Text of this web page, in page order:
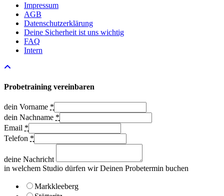
Impressum
AGB
Datenschutzerklärung
Deine Sicherheit ist uns wichtig
FAQ
Intern
Probetraining vereinbaren
dein Vorname *
dein Nachname *
Email *
Telefon *
deine Nachricht
in welchem Studio dürfen wir Deinen Probetermin buchen
Markkleeberg